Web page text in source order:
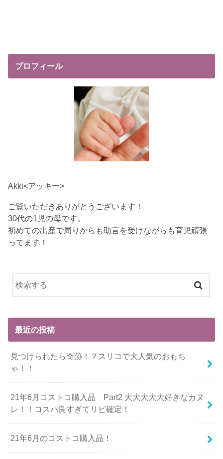
プロフィール
Akki<アッキー>
ご覧いただきありがとうございます！
30代の1児の母です。
初めての出産で周りからも助言を受けながらも育児頑張
ってます！
最近の投稿
見つけられたら奇跡！？スリコで大人気のおもち
ゃ！！
21年6月コストコ購入品 Part2 大大大大大好きなカヌ
レ！！コスパ良すぎてリピ確定！
21年6月のコストコ購入品！